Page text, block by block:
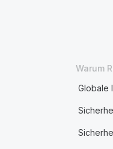
Warum
Globale